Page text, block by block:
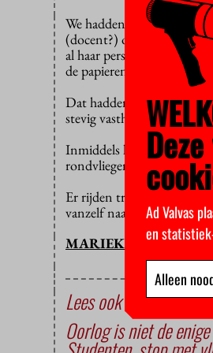
We hadden een héél
(docent?) op de campus
al haar persoonlijke
de papieren en boeken die
Dat hadden we wel willen
stevig vasthouden aan het
Inmiddels heeft de VU de
rondvliegende kliko’s,
Er rijden trouwens ook
vanzelf naar toe.
MARIEKE SCHILP
Lees ook
Oorlog is niet de
Ad Valvas
en
Alleen